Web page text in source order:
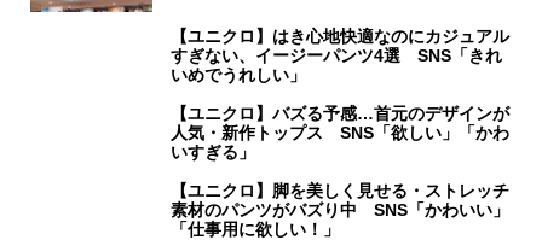
【ユニクロ】はき心地快適なのにカジュアル
すぎない、イージーパンツ4選 SNS「きれ
いめでうれしい」
【ユニクロ】バズる予感…首元のデザインが
人気・新作トップス SNS「欲しい」「かわ
いすぎる」
【ユニクロ】脚を美しく見せる・ストレッチ
素材のパンツがバズり中 SNS「かわいい」
「仕事用に欲しい！」